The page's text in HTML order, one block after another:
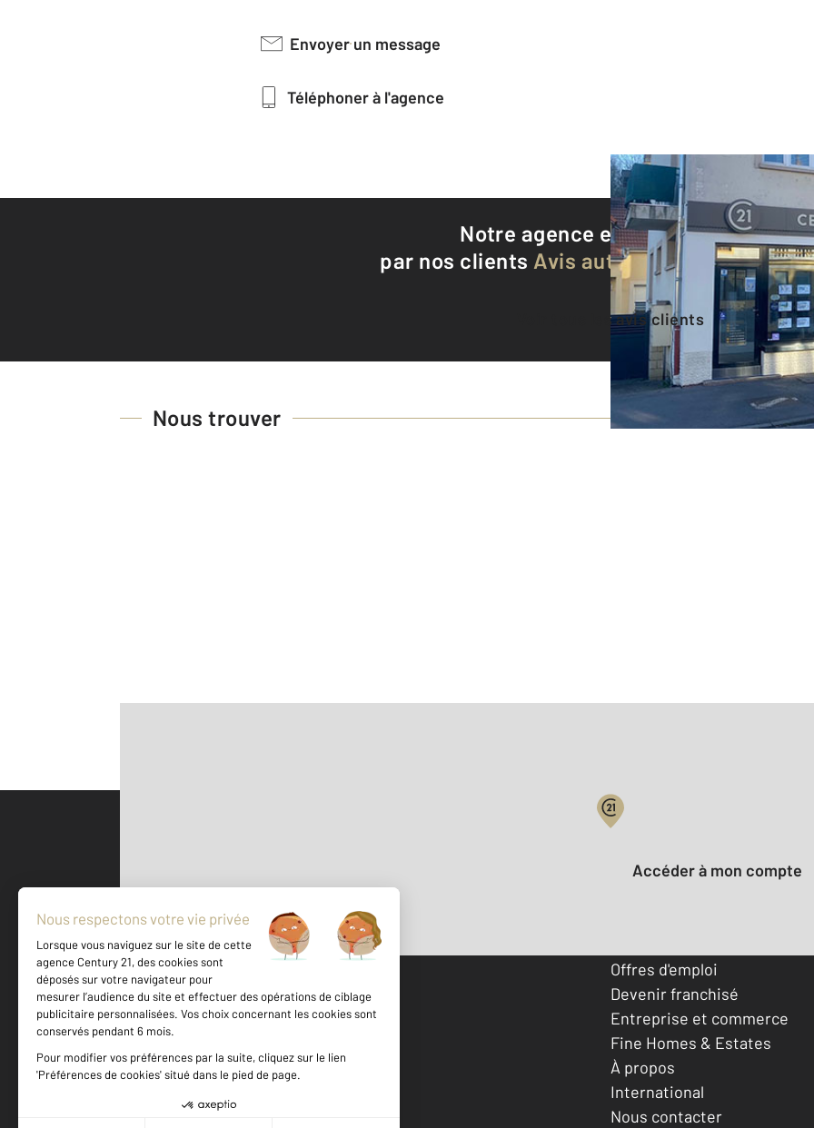
Envoyer un message
Téléphoner à l'agence
Notre agence est notée9,2/10
par nos clients Avis authentifiés par
Voir tous les avis clients
Nous trouver
500 m ©Mappy
Votre compte :
Accéder à mon compte
Votre agence est notée
Achat
Location
Offres d'emploi
Devenir franchisé
Entreprise et commerce
Fine Homes & Estates
À propos
International
Nous contacter